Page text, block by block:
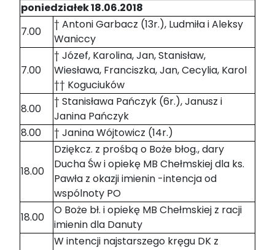
poniedziałek 18.06.2018
7.00
† Antoni Garbacz (13r.), Ludmiła i Aleksy
Waniccy
7.00
† Józef, Karolina, Jan, Stanisław,
Wiesława, Franciszka, Jan, Cecylia, Karol
†† Koguciuków
8.00
† Stanisława Pańczyk (6r.), Janusz i
Janina Pańczyk
8.00
† Janina Wójtowicz (14r.)
18.00
Dziękcz. z prośbą o Boże błog., dary
Ducha Św i opiekę MB Chełmskiej dla ks.
Pawła z okazji imienin -intencja od
wspólnoty PO
18.00
O Boże bł. i opiekę MB Chełmskiej z racji
imienin dla Danuty
W intencji najstarszego kręgu DK z